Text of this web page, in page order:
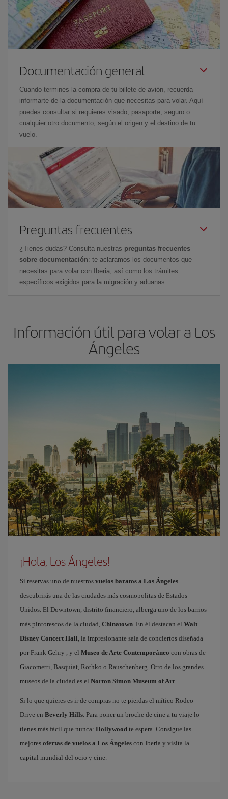
Documentación general
Cuando termines la compra de tu billete de avión, recuerda
informarte de la documentación que necesitas para volar. Aquí
puedes consultar si requieres visado, pasaporte, seguro o
cualquier otro documento, según el origen y el destino de tu
vuelo.
Preguntas frecuentes
¿Tienes dudas? Consulta nuestras preguntas frecuentes
sobre documentación: te aclaramos los documentos que
necesitas para volar con Iberia, así como los trámites
específicos exigidos para la migración y aduanas.
Información útil para volar a Los
Ángeles
¡Hola, Los Ángeles!
Si reservas uno de nuestros vuelos baratos a Los Ángeles
descubrirás una de las ciudades más cosmopolitas de Estados
Unidos. El Downtown, distrito financiero, alberga uno de los barrios
más pintorescos de la ciudad, Chinatown. En él destacan el Walt
Disney Concert Hall, la impresionante sala de conciertos diseñada
por Frank Gehry , y el Museo de Arte Contemporáneo con obras de
Giacometti, Basquiat, Rothko o Rauschenberg. Otro de los grandes
museos de la ciudad es el Norton Simon Museum of Art.
Si lo que quieres es ir de compras no te pierdas el mítico Rodeo
Drive en Beverly Hills. Para poner un broche de cine a tu viaje lo
tienes más fácil que nunca: Hollywood te espera. Consigue las
mejores ofertas de vuelos a Los Ángeles con Iberia y visita la
capital mundial del ocio y cine.